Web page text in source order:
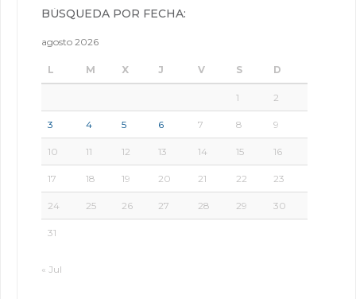
BÚSQUEDA POR FECHA:
agosto 2026
L M X J V S D
1 2
3 4 5 6 7 8 9
10 11 12 13 14 15 16
17 18 19 20 21 22 23
24 25 26 27 28 29 30
31
« Jul